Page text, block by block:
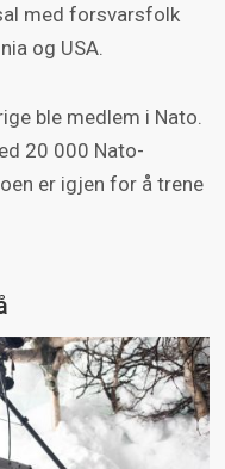
med forsvarsfolk
og USA.
ble medlem i Nato.
20 000 Nato-
er igjen for å trene